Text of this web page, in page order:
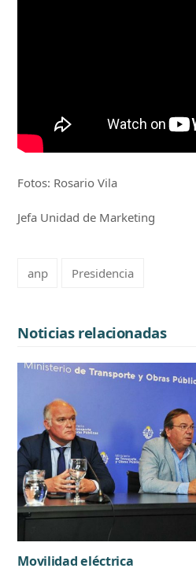
Fotos: Rosario Vila
Jefa Unidad de Marketing
anp Presidencia
Noticias relacionadas
Movilidad eléctrica